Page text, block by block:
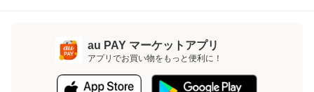
au PAY マーケットアプリ
アプリでお買い物をもっと便利に！